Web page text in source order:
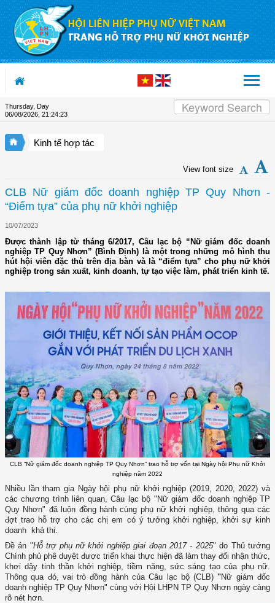
Skip to Content
Thursday, Day
06/08/2026 21:24:24
Kinh tế hợp tác
View font size
CLB Nữ giám đốc doanh nghiệp TP Quy Nhơn -
“Điểm tựa” của phụ nữ khởi nghiệp
10/07/2023
Được thành lập từ tháng 6/2017, Câu lạc bộ “Nữ giám đốc doanh
nghiệp TP Quy Nhơn” (Bình Định) là một trong những mô hình thu
hút hội viên đặc thù trên địa bàn và là “điểm tựa” cho phụ nữ khởi
nghiệp trong sản xuất, kinh doanh, tự tạo việc làm, phát triển kinh tế.
CLB “Nữ giám đốc doanh nghiệp TP Quy Nhơn” trao hỗ trợ vốn tại Ngày hội Phụ nữ Khởi
nghiệp năm 2022
Nhiều lần tham gia Ngày hội phụ nữ khởi nghiệp (2019, 2020, 2022) và
các chương trình liên quan, Câu lạc bộ "Nữ giám đốc doanh nghiệp TP
Quy Nhơn" đã luôn đồng hành cùng phụ nữ khởi nghiệp, thông qua các
đợt trao hỗ trợ cho các chị em có ý tưởng khởi nghiệp, khởi sự kinh
doanh khả thi.
Đề án "Hỗ trợ phụ nữ khởi nghiệp giai đoạn 2017 - 2025" do Thủ tướng
Chính phủ phê duyệt được triển khai thực hiện đã làm thay đổi nhận thức,
khơi dậy tinh thần khởi nghiệp, tiềm năng, sức sáng tạo của phụ nữ.
Thông qua đó, vai trò đồng hành của Câu lạc bộ (CLB) "Nữ giám đốc
doanh nghiệp TP Quy Nhơn" cùng với Hội LHPN TP Quy Nhơn ngày càng
rõ nét hơn.